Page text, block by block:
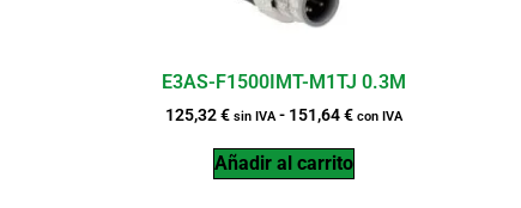
E3AS-F1500IMT-M1TJ 0.3M
125,32€ sin IVA - 151,64€ con IVA
Añadir al carrito